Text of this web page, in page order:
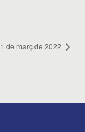
de març de 2022